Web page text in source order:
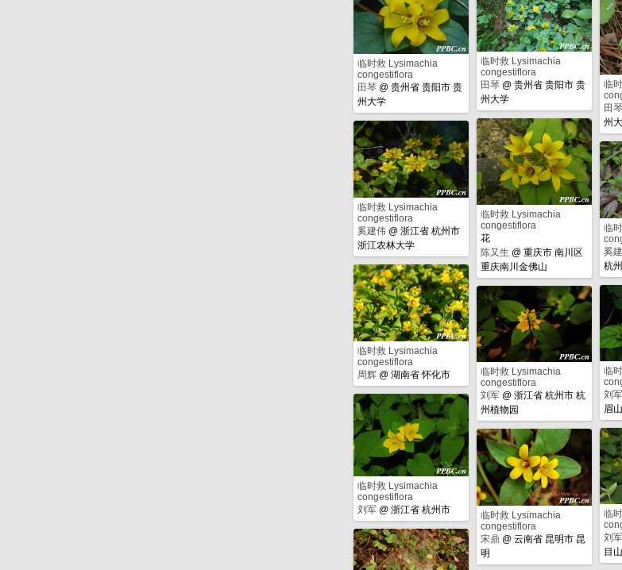
临时救 Lysimachia
congestiflora
田琴 @贵州省 贵阳市 贵
州大学
临时救 Lysimachia
congestiflora
田琴 @贵州省 贵阳市 贵
州大学
临
田琴
州
临时救 Lysimachia
congestiflora
花
陈又生 @重庆市 南川区
重庆南川金佛山
临时救 Lysimachia
congestiflora
奚建伟 @浙江省 杭州市
浙江农林大学
临
奚
杭
临时救 Lysimachia
congestiflora
周辉 @湖南省 怀化市
临
刘军
眉山
临时救 Lysimachia
congestiflora
刘军 @浙江省 杭州市 杭
州植物园
临时救 Lysimachia
congestiflora
刘军 @浙江省 杭州市
临
刘军
目
临时救 Lysimachia
congestiflora
宋鼎 @云南省 昆明市 昆
明